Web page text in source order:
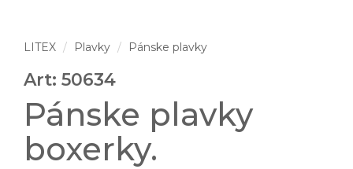
LITEX Plavky Pánske plavky
Art: 50634
Pánske plavky
boxerky.